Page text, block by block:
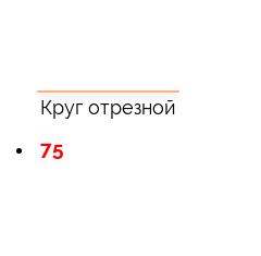
Круг отрезной
75